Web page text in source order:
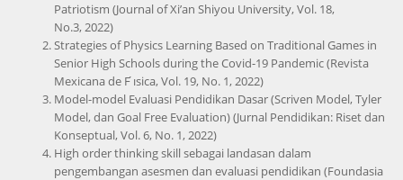
Patriotism (Journal of Xi’an Shiyou University, Vol. 18,
No.3, 2022)
Strategies of Physics Learning Based on Traditional Games in
Senior High Schools during the Covid-19 Pandemic (Revista
Mexicana de F ́ısica, Vol. 19, No. 1, 2022)
Model-model Evaluasi Pendidikan Dasar (Scriven Model, Tyler
Model, dan Goal Free Evaluation) (Jurnal Pendidikan: Riset dan
Konseptual, Vol. 6, No. 1, 2022)
High order thinking skill sebagai landasan dalam
pengembangan asesmen dan evaluasi pendidikan (Foundasia